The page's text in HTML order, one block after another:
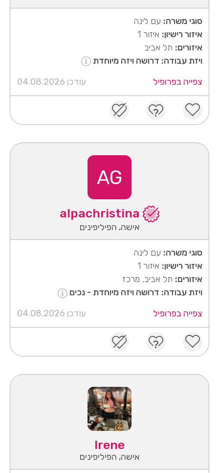
סוגי משרה: עם לינה
איזור רישיון: איזור 1
איזורים: תל אביב
ויזת עבודה: דרושה ויזה מיוחדת
צפייה בפרופיל
עודכן 04.08.2026
AG
אישה, הפיליפינים
סוגי משרה: עם לינה
איזור רישיון: איזור 1
איזורים: תל אביב, מרכז
ויזת עבודה: דרושה ויזה מיוחדת - נכים
צפייה בפרופיל
עודכן 04.08.2026
Irene
אישה, הפיליפינים